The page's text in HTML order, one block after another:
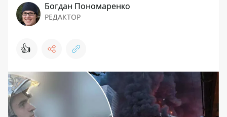
Богдан Пономаренко
РЕДАКТОР
👍